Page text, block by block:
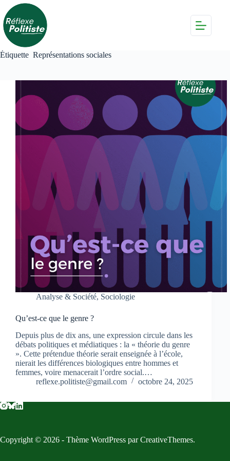
Passer
au
contenu
Étiquette Représentations sociales
Analyse & Société, Sociologie
Qu’est-ce que le genre ?
Depuis plus de dix ans, une expression circule dans les
débats politiques et médiatiques : la « théorie du genre
». Cette prétendue théorie serait enseignée à l’école,
nierait les différences biologiques entre hommes et
femmes, voire menacerait l’ordre social.…
reflexe.politiste@gmail.com
octobre 24, 2025
Copyright © 2026 - Thème WordPress parCreativeThemes.